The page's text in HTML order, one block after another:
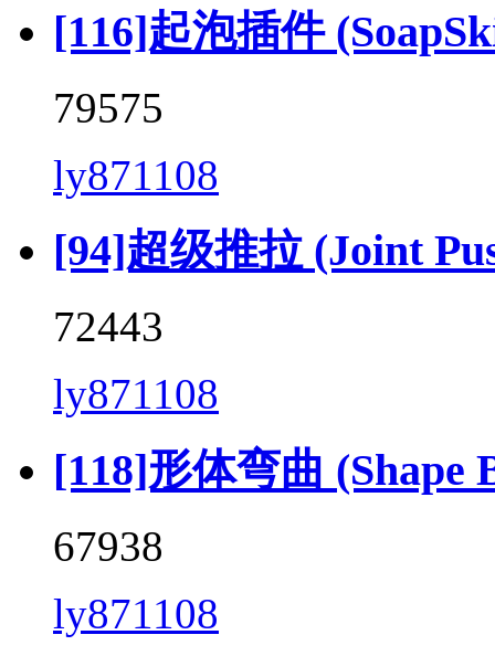
[116]起泡插件
79575
ly871108
[94]超级推拉 (Joint
72443
ly871108
[118]形体弯曲 (Shape
67938
ly871108